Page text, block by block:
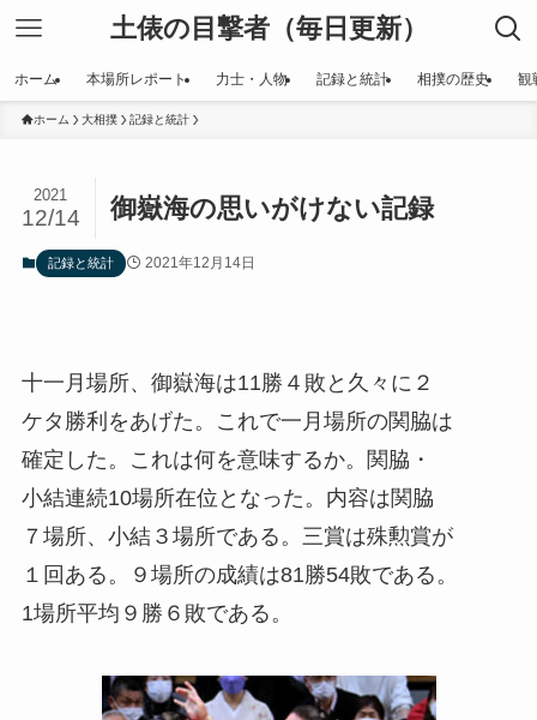
土俵の目撃者（毎日更新）
ホーム 本場所レポート 力士・人物 記録と統計 相撲の歴史 観
ホーム 大相撲 記録と統計
御嶽海の思いがけない記録
2021
12/14
記録と統計 2021年12月14日
十一月場所、御嶽海は11勝４敗と久々に２
ケタ勝利をあげた。これで一月場所の関脇は
確定した。これは何を意味するか。関脇・
小結連続10場所在位となった。内容は関脇
７場所、小結３場所である。三賞は殊勲賞が
１回ある。９場所の成績は81勝54敗である。
1場所平均９勝６敗である。